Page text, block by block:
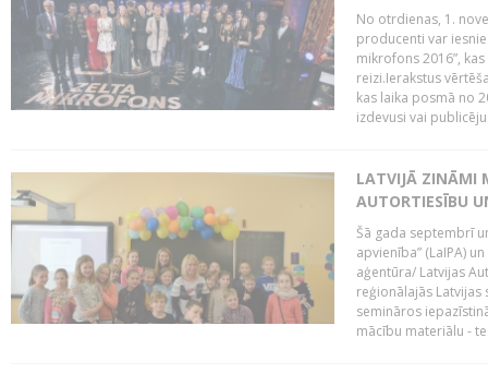
No otrdienas, 1.
producenti var
mikrofons 2016”,
reizi.Ierakstus
kas laika posmā no
izdevusi vai
LATVIJĀ ZINĀMI
AUTORTIESĪBU
Šā gada septembrī
apvienība” (LaIPA)
aģentūra/ Latvijas
reģionālajās
semināros
mācību materiālu -